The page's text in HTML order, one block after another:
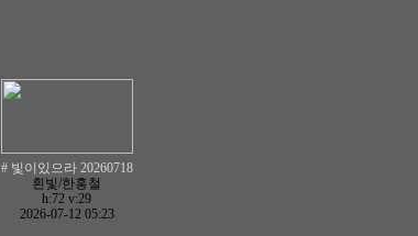
# 빛이있으라 20260718
흰빛/한홍철
h:72 v:29
2026-07-12 05:23